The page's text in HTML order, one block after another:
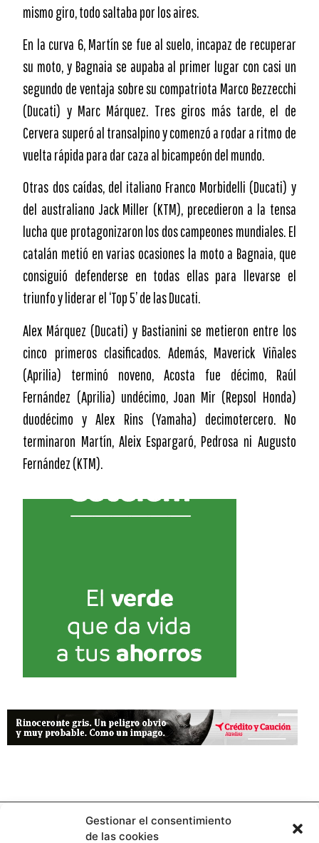
Gestionar el consentimiento
de las cookies
mismo giro, todo saltaba por los aires.
En la curva 6, Martín se fue al suelo, incapaz de recuperar
su moto, y Bagnaia se aupaba al primer lugar con casi un
segundo de ventaja sobre su compatriota Marco Bezzecchi
(Ducati) y Marc Márquez. Tres giros más tarde, el de
Cervera superó al transalpino y comenzó a rodar a ritmo de
vuelta rápida para dar caza al bicampeón del mundo.
Otras dos caídas, del italiano Franco Morbidelli (Ducati) y
del australiano Jack Miller (KTM), precedieron a la tensa
lucha que protagonizaron los dos campeones mundiales. El
catalán metió en varias ocasiones la moto a Bagnaia, que
consiguió defenderse en todas ellas para llevarse el
triunfo y liderar el ‘Top 5’ de las Ducati.
Alex Márquez (Ducati) y Bastianini se metieron entre los
cinco primeros clasificados. Además, Maverick Viñales
(Aprilia) terminó noveno, Acosta fue décimo, Raúl
Fernández (Aprilia) undécimo, Joan Mir (Repsol Honda)
duodécimo y Alex Rins (Yamaha) decimotercero. No
terminaron Martín, Aleix Espargaró, Pedrosa ni Augusto
Fernández (KTM).